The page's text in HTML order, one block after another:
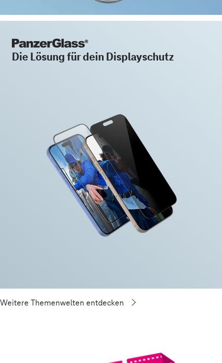
Die Lösung für dein Displayschutz
Weitere Themenwelten entdecken